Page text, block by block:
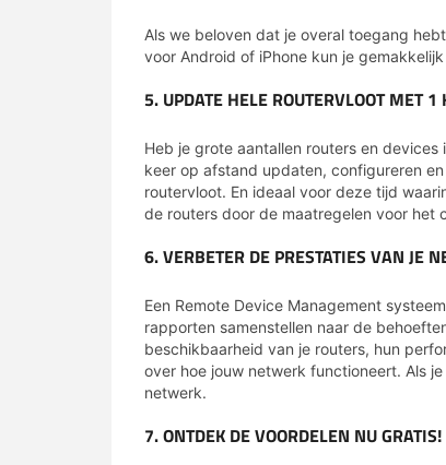
Als we beloven dat je overal toegang
voor Android of iPhone kun je
5. UPDATE HELE ROUTERVLOOT MET 1
Heb je grote aantallen routers en
keer op afstand updaten, configureren
routervloot. En ideaal voor deze tijd
de routers door de maatregelen voor het
6. VERBETER DE PRESTATIES VAN JE
Een Remote Device Management
rapporten samenstellen naar de
beschikbaarheid van je routers, hun
over hoe jouw netwerk functioneert. Als
netwerk.
7. ONTDEK DE VOORDELEN NU GRATIS!